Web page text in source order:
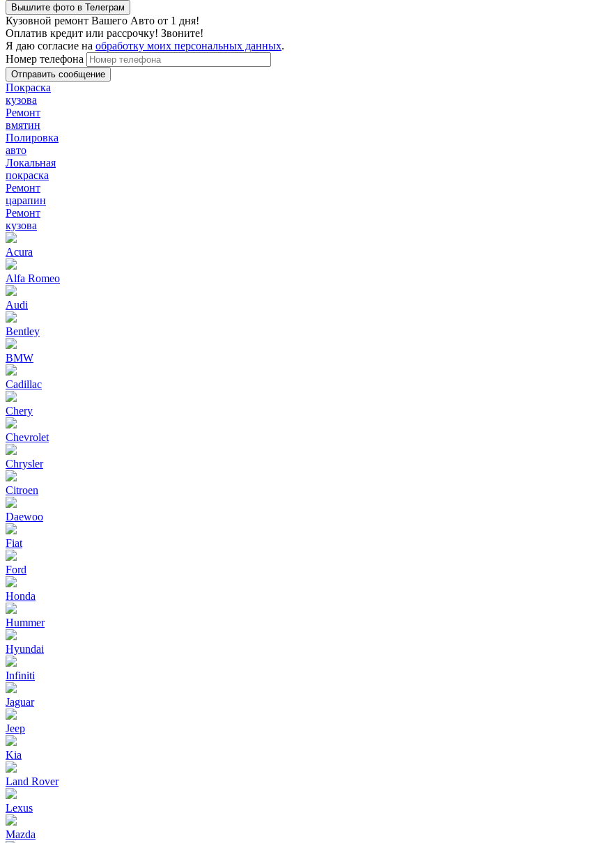
Вышлите фото в Телеграм
Кузовной ремонт Вашего Авто от 1 дня!
Оплатив кредит или рассрочку! Звоните!
Я даю согласие на обработку моих персональных данных.
Номер телефона
Покраска
кузова
Ремонт
вмятин
Полировка
авто
Локальная
покраска
Ремонт
царапин
Ремонт
кузова
Acura
Alfa Romeo
Audi
Bentley
BMW
Cadillac
Chery
Chevrolet
Chrysler
Citroen
Daewoo
Fiat
Ford
Honda
Hummer
Hyundai
Infiniti
Jaguar
Jeep
Kia
Land Rover
Lexus
Mazda